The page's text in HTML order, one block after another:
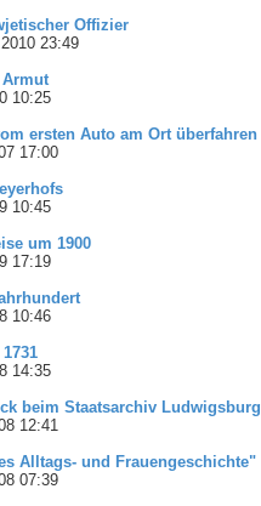
Offizier
23:49
Armut
10:25
ersten Auto am Ort überfahren
17:00
10:45
um 1900
17:19
10:46
14:35
beim Staatsarchiv Ludwigsburg
12:41
Alltags- und Frauengeschichte"
07:39